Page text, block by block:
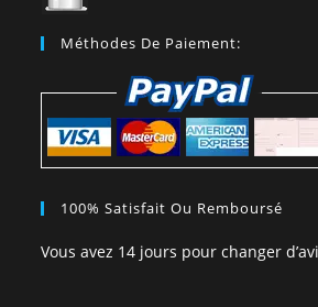
Méthodes De Paiement:
100% Satisfait Ou Remboursé
Vous avez 14 jours pour changer